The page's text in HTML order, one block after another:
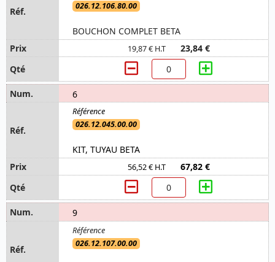
026.12.106.80.00
BOUCHON COMPLET BETA
19,87 € H.T 23,84 €
6
026.12.045.00.00
KIT, TUYAU BETA
56,52 € H.T 67,82 €
9
026.12.107.00.00